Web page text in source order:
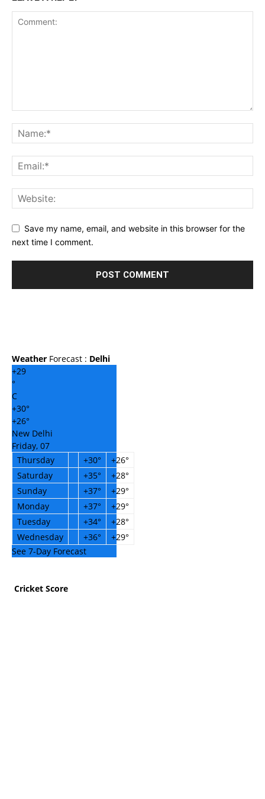
Save my name, email, and website in this browser for the
next time I comment.
Weather Forecast : Delhi
+29
°
C
+30°
+26°
New Delhi
Friday, 07
Thursday
+30° +26°
Saturday
+35° +28°
Sunday
+37° +29°
Monday
+37° +29°
Tuesday
+34° +28°
Wednesday
+36° +29°
See 7-Day Forecast
Cricket Score